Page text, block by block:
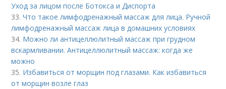
Уход за лицом после Ботокса и Диспорта
33.Что такое лимфодренажный массаж для лица. Ручной
лимфодренажный массаж лица в домашних условиях
34. Можно ли антицеллюлитный массаж при грудном
вскармливании. Антицеллюлитный массаж: когда же
можно
35. Избавиться от морщин под глазами. Как избавиться
от морщин возле глаз